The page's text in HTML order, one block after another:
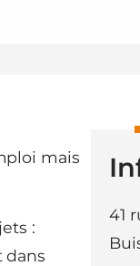
mais
:
dans
41